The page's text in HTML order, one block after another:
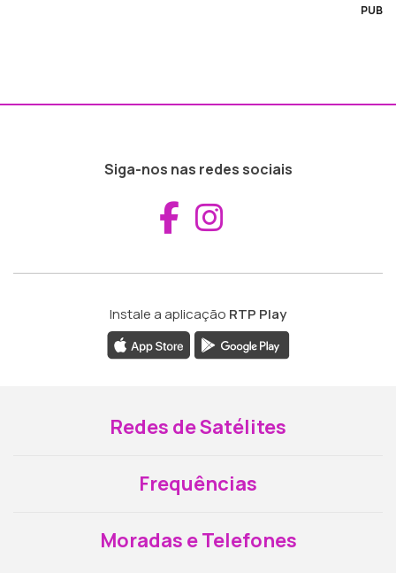
PUB
Siga-nos nas redes sociais
Aceder ao
Instale a aplicação RTP Play
Redes de Satélites
Frequências
Moradas e Telefones